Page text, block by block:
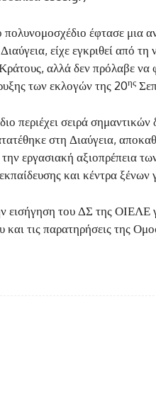
πολυνομοσχέδιο έφτασε
είχε εγκριθεί από
αλλά δεν πρόλαβε
των εκλογών της 20ης
περιέχει σειρά
στη Διαύγεια,
εργασιακή αξιοπρέπεια
και κέντρα
εισήγηση του ΔΣ της ΟΙΕΛΕ
και τις παρατηρήσεις της